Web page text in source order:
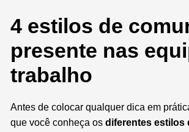
4 estilos de
presente nas
trabalho
Antes de colocar qualquer dica em
que você conheça os diferentes estilos